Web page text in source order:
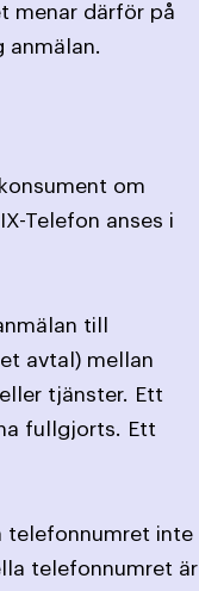
menar därför på
anmälan.
om
Telefon anses i
till
avtal) mellan
tjänster. Ett
fullgjorts. Ett
telefonnumret inte
telefonnumret är